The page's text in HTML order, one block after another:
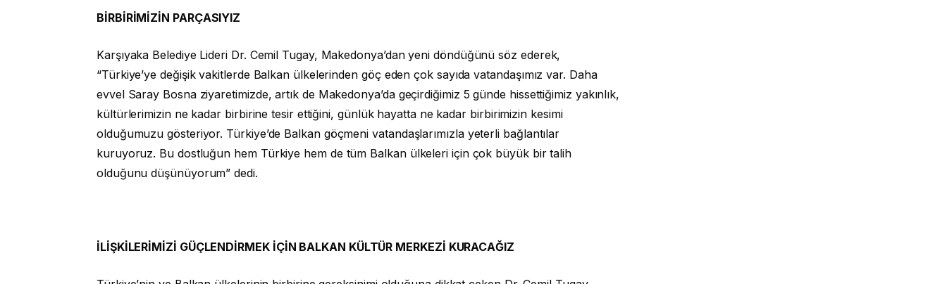
BİRBİRİMİZİN PARÇASIYIZ
Karşıyaka Belediye Lideri Dr. Cemil Tugay, Makedonya’dan yeni döndüğünü söz ederek,
“Türkiye’ye değişik vakitlerde Balkan ülkelerinden göç eden çok sayıda vatandaşımız var. Daha
evvel Saray Bosna ziyaretimizde, artık de Makedonya’da geçirdiğimiz 5 günde hissettiğimiz yakınlık,
kültürlerimizin ne kadar birbirine tesir ettiğini, günlük hayatta ne kadar birbirimizin kesimi
olduğumuzu gösteriyor. Türkiye’de Balkan göçmeni vatandaşlarımızla yeterli bağlantılar
kuruyoruz. Bu dostluğun hem Türkiye hem de tüm Balkan ülkeleri için çok büyük bir talih
olduğunu düşünüyorum” dedi.
İLİŞKİLERİMİZİ GÜÇLENDİRMEK İÇİN BALKAN KÜLTÜR MERKEZİ KURACAĞIZ